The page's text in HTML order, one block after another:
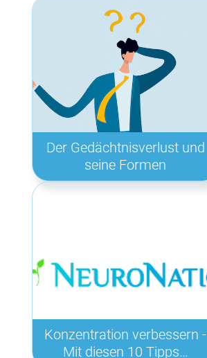
Der Gedächtnisverlust und
seine Formen
Konzentration verbessern -
Mit diesen 10 Tipps…